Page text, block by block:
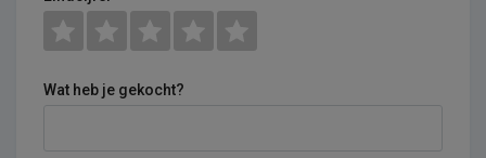
Wat heb je gekocht?